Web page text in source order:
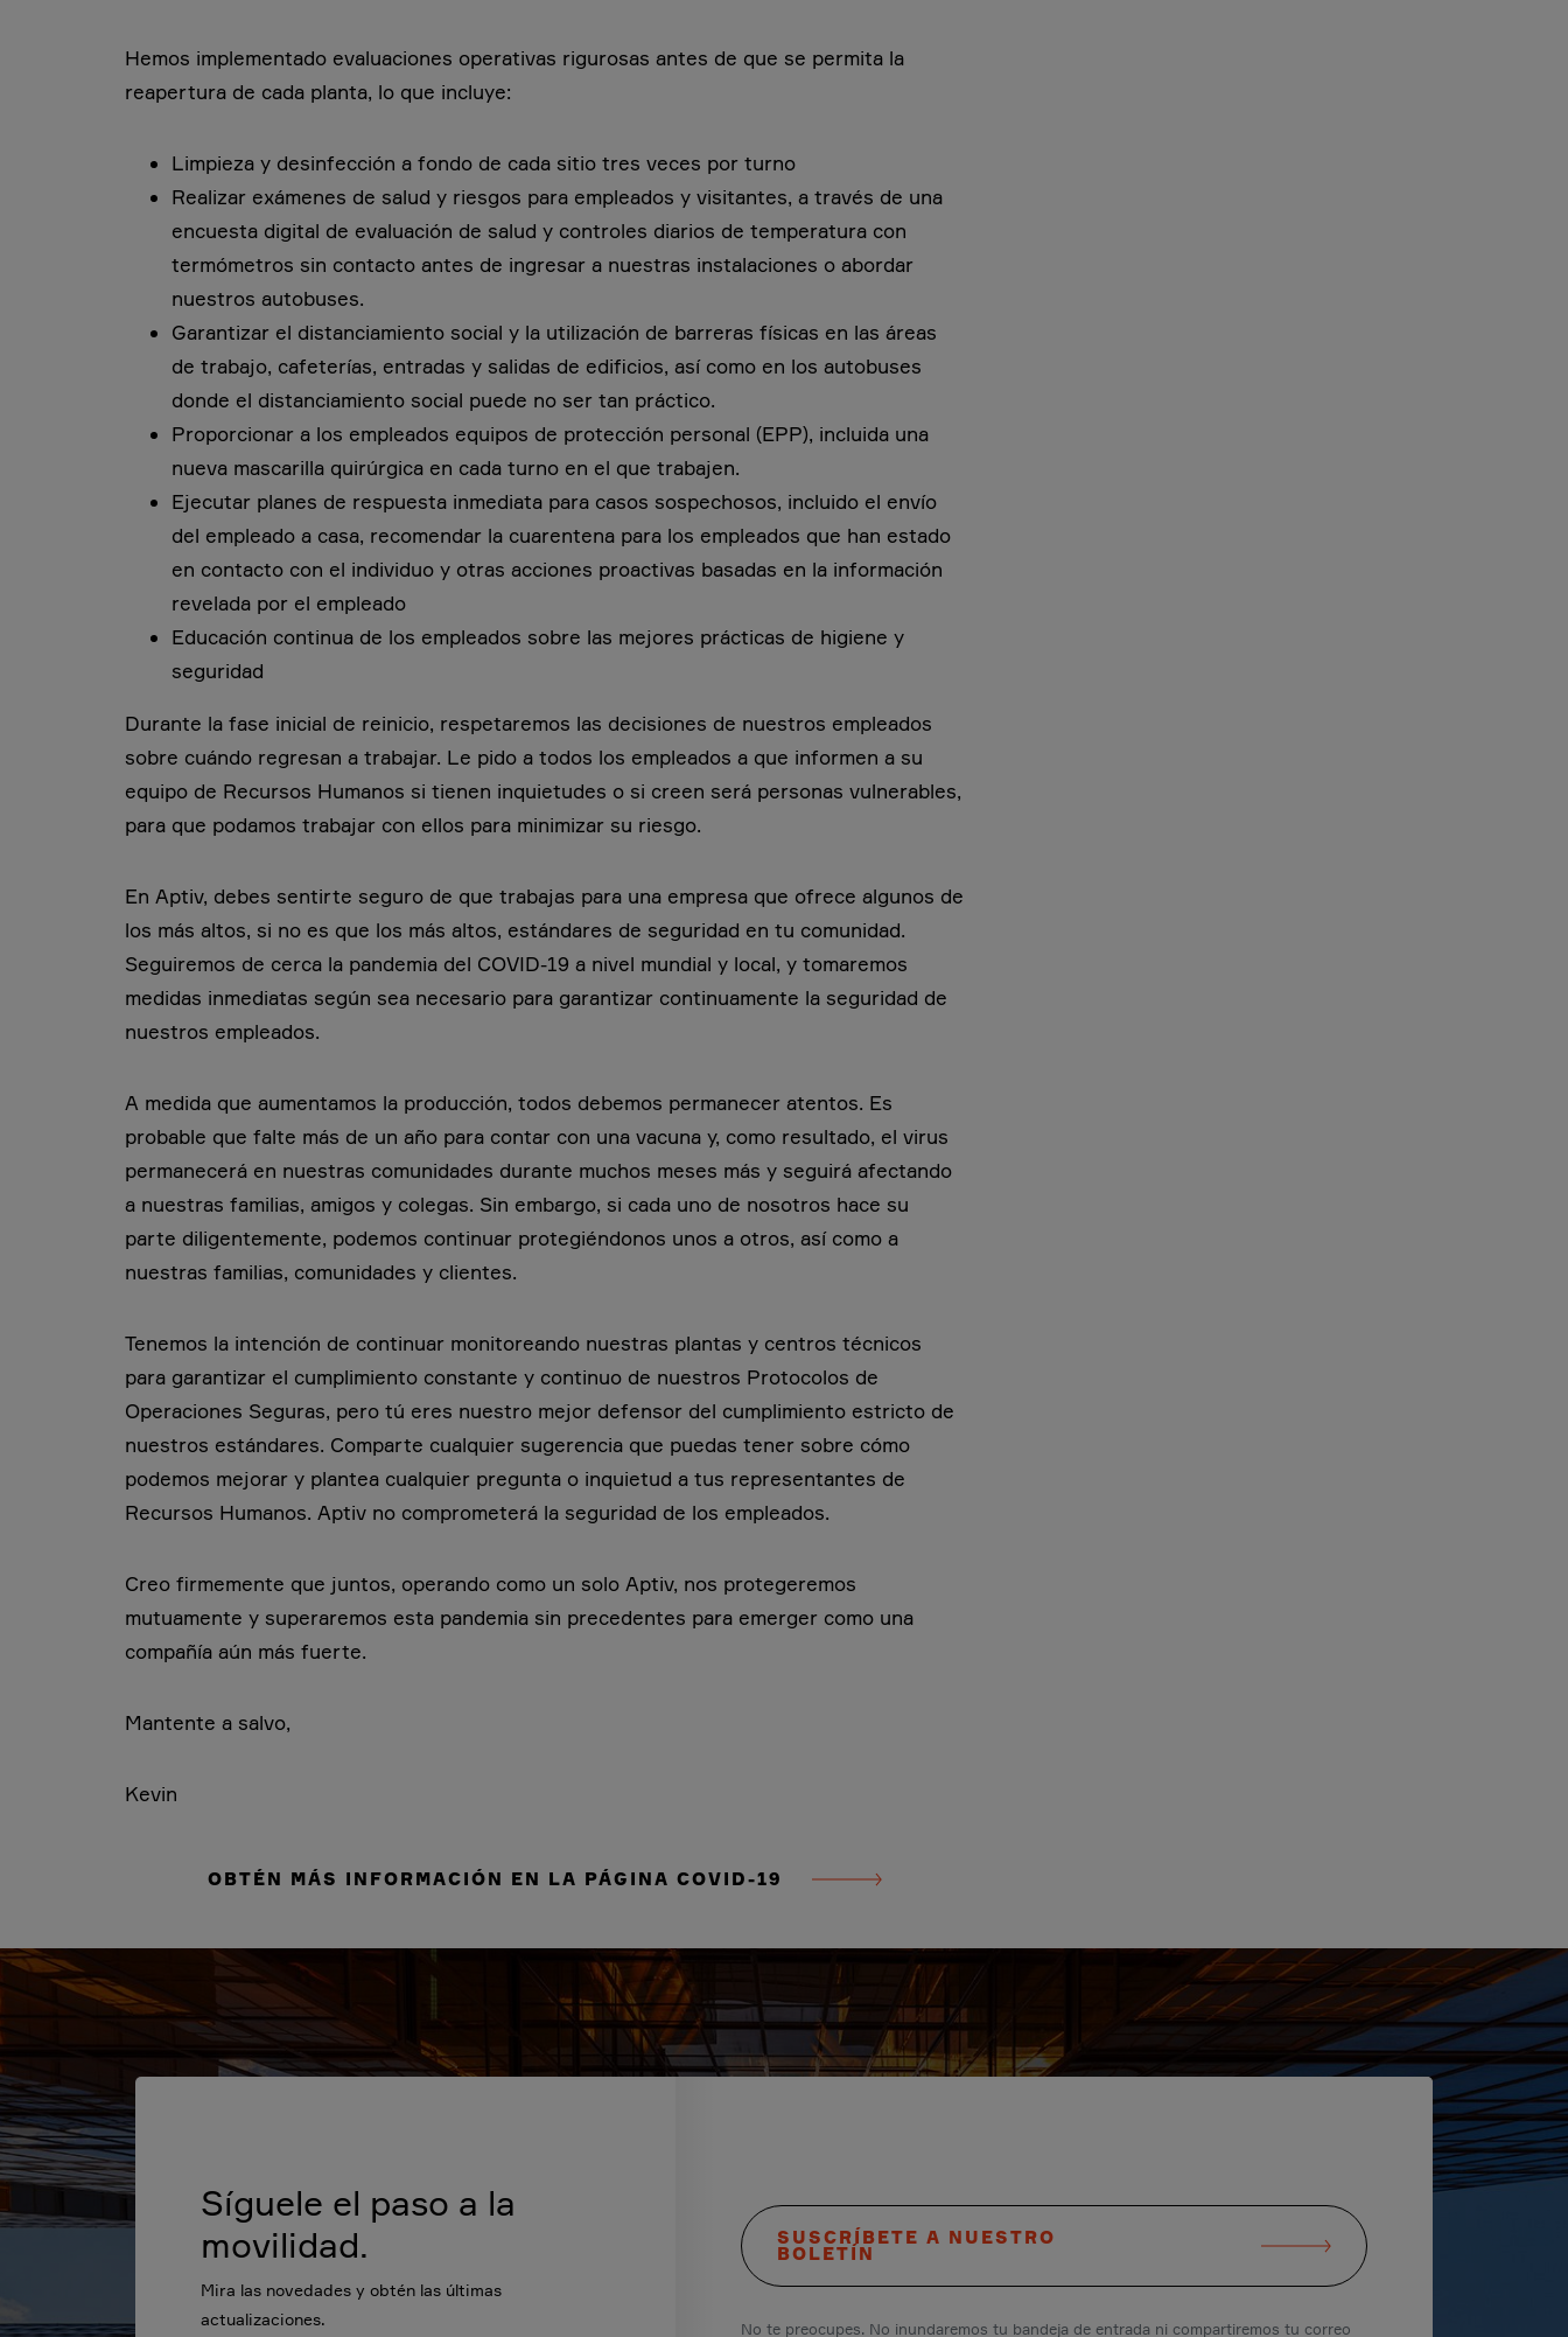
Hemos implementado evaluaciones operativas rigurosas antes de que se permita la
reapertura de cada planta, lo que incluye:
Limpieza y desinfección a fondo de cada sitio tres veces por turno
Realizar exámenes de salud y riesgos para empleados y visitantes, a través de una
encuesta digital de evaluación de salud y controles diarios de temperatura con
termómetros sin contacto antes de ingresar a nuestras instalaciones o abordar
nuestros autobuses.
Garantizar el distanciamiento social y la utilización de barreras físicas en las áreas
de trabajo, cafeterías, entradas y salidas de edificios, así como en los autobuses
donde el distanciamiento social puede no ser tan práctico.
Proporcionar a los empleados equipos de protección personal (EPP), incluida una
nueva mascarilla quirúrgica en cada turno en el que trabajen.
Ejecutar planes de respuesta inmediata para casos sospechosos, incluido el envío
del empleado a casa, recomendar la cuarentena para los empleados que han estado
en contacto con el individuo y otras acciones proactivas basadas en la información
revelada por el empleado
Educación continua de los empleados sobre las mejores prácticas de higiene y
seguridad
Durante la fase inicial de reinicio, respetaremos las decisiones de nuestros empleados
sobre cuándo regresan a trabajar. Le pido a todos los empleados a que informen a su
equipo de Recursos Humanos si tienen inquietudes o si creen será personas vulnerables,
para que podamos trabajar con ellos para minimizar su riesgo.
En Aptiv, debes sentirte seguro de que trabajas para una empresa que ofrece algunos de
los más altos, si no es que los más altos, estándares de seguridad en tu comunidad.
Seguiremos de cerca la pandemia del COVID-19 a nivel mundial y local, y tomaremos
medidas inmediatas según sea necesario para garantizar continuamente la seguridad de
nuestros empleados.
A medida que aumentamos la producción, todos debemos permanecer atentos. Es
probable que falte más de un año para contar con una vacuna y, como resultado, el virus
permanecerá en nuestras comunidades durante muchos meses más y seguirá afectando
a nuestras familias, amigos y colegas. Sin embargo, si cada uno de nosotros hace su
parte diligentemente, podemos continuar protegiéndonos unos a otros, así como a
nuestras familias, comunidades y clientes.
Tenemos la intención de continuar monitoreando nuestras plantas y centros técnicos
para garantizar el cumplimiento constante y continuo de nuestros Protocolos de
Operaciones Seguras, pero tú eres nuestro mejor defensor del cumplimiento estricto de
nuestros estándares. Comparte cualquier sugerencia que puedas tener sobre cómo
podemos mejorar y plantea cualquier pregunta o inquietud a tus representantes de
Recursos Humanos. Aptiv no comprometerá la seguridad de los empleados.
Creo firmemente que juntos, operando como un solo Aptiv, nos protegeremos
mutuamente y superaremos esta pandemia sin precedentes para emerger como una
compañía aún más fuerte.
Mantente a salvo,
Kevin
OBTÉN MÁS INFORMACIÓN EN LA PÁGINA COVID-19
Síguele el paso a la
movilidad.
Mira las novedades y obtén las últimas
actualizaciones.
SUSCRÍBETE A NUESTRO
BOLETÍN
No te preocupes. No inundaremos tu bandeja de entrada ni compartiremos tu correo